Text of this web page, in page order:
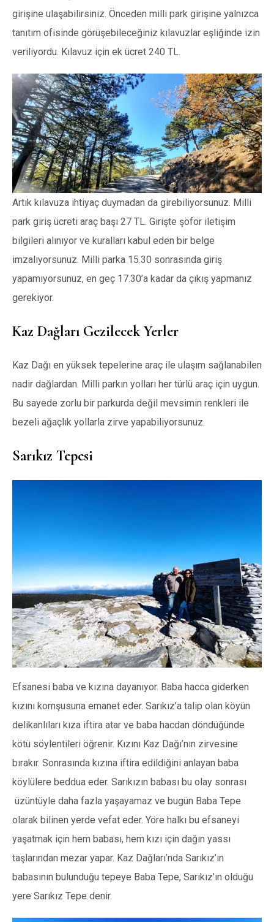
girişine ulaşabilirsiniz. Önceden milli park girişine yalnızca
tanıtım ofisinde görüşebileceğiniz kılavuzlar eşliğinde izin
veriliyordu. Kılavuz için ek ücret 240 TL.
Artık kılavuza ihtiyaç duymadan da girebiliyorsunuz. Milli
park giriş ücreti araç başı 27 TL. Girişte şöför iletişim
bilgileri alınıyor ve kuralları kabul eden bir belge
imzalıyorsunuz. Milli parka 15.30 sonrasında giriş
yapamıyorsunuz, en geç 17.30’a kadar da çıkış yapmanız
gerekiyor.
Kaz Dağları Gezilecek Yerler
Kaz Dağı en yüksek tepelerine araç ile ulaşım sağlanabilen
nadir dağlardan. Milli parkın yolları her türlü araç için uygun.
Bu sayede zorlu bir parkurda değil mevsimin renkleri ile
bezeli ağaçlık yollarla zirve yapabiliyorsunuz.
Sarıkız Tepesi
Efsanesi baba ve kızına dayanıyor. Baba hacca giderken
kızını komşusuna emanet eder. Sarıkız’a talip olan köyün
delikanlıları kıza iftira atar ve baba hacdan döndüğünde
kötü söylentileri öğrenir. Kızını Kaz Dağı’nın zirvesine
bırakır. Sonrasında kızına iftira edildiğini anlayan baba
köylülere beddua eder. Sarıkızın babası bu olay sonrası
üzüntüyle daha fazla yaşayamaz ve bugün Baba Tepe
olarak bilinen yerde vefat eder. Yöre halkı bu efsaneyi
yaşatmak için hem babası, hem kızı için dağın yassı
taşlarından mezar yapar. Kaz Dağları’nda Sarıkız’ın
babasının bulunduğu tepeye Baba Tepe, Sarıkız’ın olduğu
yere Sarıkız Tepe denir.